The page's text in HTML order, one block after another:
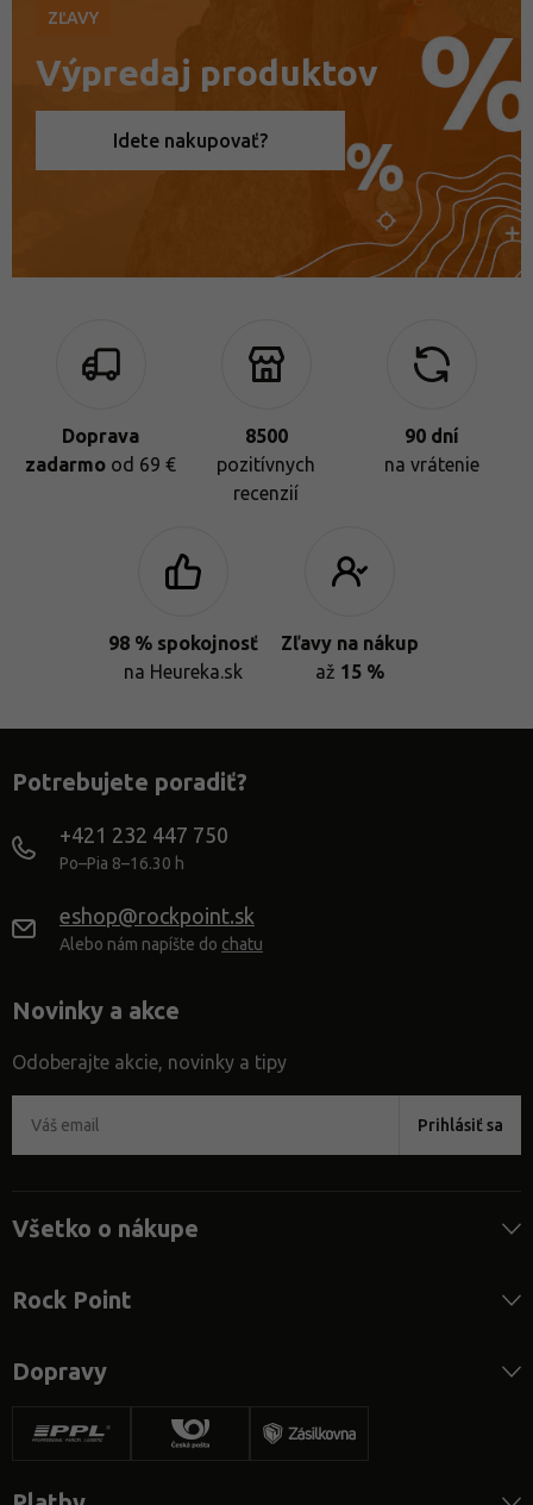
ZĽAVY
Výpredaj produktov
Idete nakupovať?
Doprava
zadarmo od 69 €
8500
pozitívnych
recenzií
90 dní
na vrátenie
98 % spokojnosť
na Heureka.sk
Zľavy na nákup
až 15 %
Potrebujete poradiť?
+421 232 447 750
Po–Pia 8–16.30 h
eshop@rockpoint.sk
Alebo nám napíšte do chatu
Novinky a akce
Odoberajte akcie, novinky a tipy
Prihlásiť sa
Všetko o nákupe
Rock Point
Dopravy